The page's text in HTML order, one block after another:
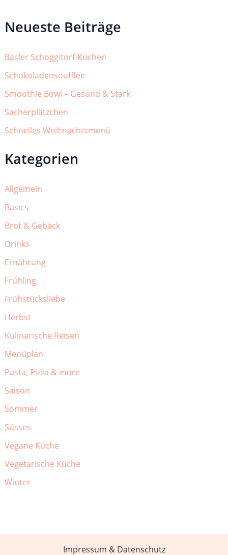
Neueste Beiträge
Basler Schoggitorf-Kuchen
Schokoladensoufflee
Smoothie Bowl – Gesund & Stark
Sacherplätzchen
Schnelles Weihnachtsmenü
Kategorien
Allgemein
Basics
Brot & Gebäck
Drinks
Ernährung
Frühling
Frühstücksliebe
Herbst
Kulinarische Reisen
Menüplan
Pasta, Pizza & more
Saison
Sommer
Süsses
Vegane Küche
Vegetarische Küche
Winter
Impressum & Datenschutz